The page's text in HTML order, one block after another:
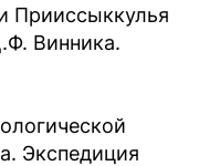
Прииссыккулья
Винника.
Экспедиция